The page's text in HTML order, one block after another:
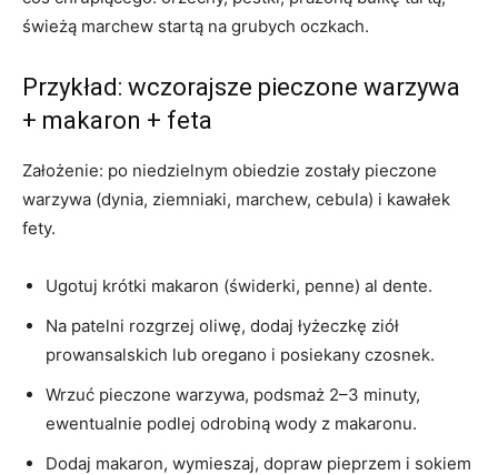
świeżą marchew startą na grubych oczkach.
Przykład: wczorajsze pieczone warzywa
+ makaron + feta
Założenie: po niedzielnym obiedzie zostały pieczone
warzywa (dynia, ziemniaki, marchew, cebula) i kawałek
fety.
Ugotuj krótki makaron (świderki, penne) al dente.
Na patelni rozgrzej oliwę, dodaj łyżeczkę ziół
prowansalskich lub oregano i posiekany czosnek.
Wrzuć pieczone warzywa, podsmaż 2–3 minuty,
ewentualnie podlej odrobiną wody z makaronu.
Dodaj makaron, wymieszaj, dopraw pieprzem i sokiem